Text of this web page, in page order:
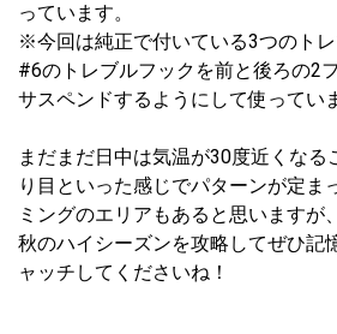
っています。
※今回は純正で付いている3つのトレ
#6のトレブルフックを前と後ろの2
サスペンドするようにして使ってい
まだまだ日中は気温が30度近くなる
り目といった感じでパターンが定ま
ミングのエリアもあると思いますが
秋のハイシーズンを攻略してぜひ記
ャッチしてくださいね！